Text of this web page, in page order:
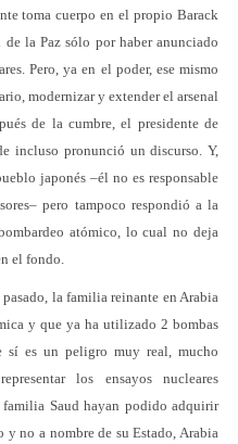
toma cuerpo en el propio Barack
la Paz sólo por haber anunciado
Pero, ya en el poder, ese mismo
modernizar y extender el arsenal
de la cumbre, el presidente de
incluso pronunció un discurso. Y,
japonés –él no es responsable
pero tampoco respondió a la
atómico, lo cual no deja
el fondo.
la familia reinante en Arabia
y que ya ha utilizado 2 bombas
sí es un peligro muy real, mucho
los ensayos nucleares
familia Saud hayan podido adquirir
no a nombre de su Estado, Arabia